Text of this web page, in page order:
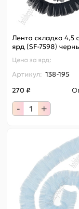
Лента складка 4,5
ярд (SF-7598)
Цена за ярд:
Артикул: 138-195
270 ₽
- +